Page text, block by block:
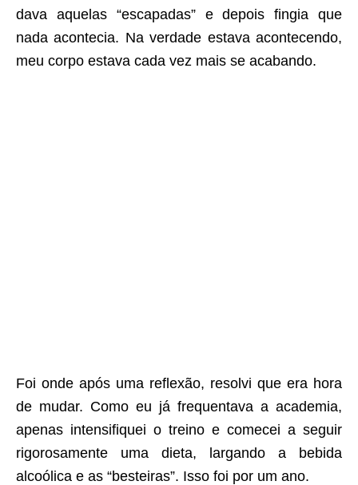
dava aquelas “escapadas” e depois fingia que
nada acontecia. Na verdade estava acontecendo,
meu corpo estava cada vez mais se acabando.
Foi onde após uma reflexão, resolvi que era hora
de mudar. Como eu já frequentava a academia,
apenas intensifiquei o treino e comecei a seguir
rigorosamente uma dieta, largando a bebida
alcoólica e as “besteiras”. Isso foi por um ano.